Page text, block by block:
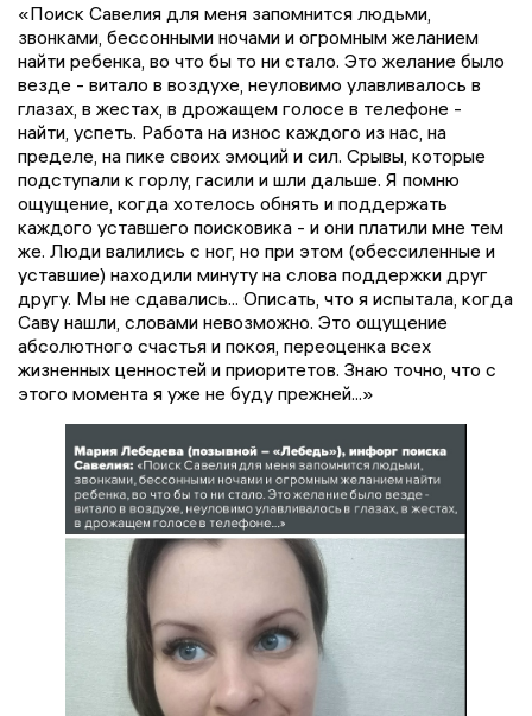
«Поиск Савелия для меня запомнится людьми,
звонками, бессонными ночами и огромным желанием
найти ребенка, во что бы то ни стало. Это желание было
везде - витало в воздухе, неуловимо улавливалось в
глазах, в жестах, в дрожащем голосе в телефоне -
найти, успеть. Работа на износ каждого из нас, на
пределе, на пике своих эмоций и сил. Срывы, которые
подступали к горлу, гасили и шли дальше. Я помню
ощущение, когда хотелось обнять и поддержать
каждого уставшего поисковика - и они платили мне тем
же. Люди валились с ног, но при этом (обессиленные и
уставшие) находили минуту на слова поддержки друг
другу. Мы не сдавались... Описать, что я испытала, когда
Саву нашли, словами невозможно. Это ощущение
абсолютного счастья и покоя, переоценка всех
жизненных ценностей и приоритетов. Знаю точно, что с
этого момента я уже не буду прежней...»